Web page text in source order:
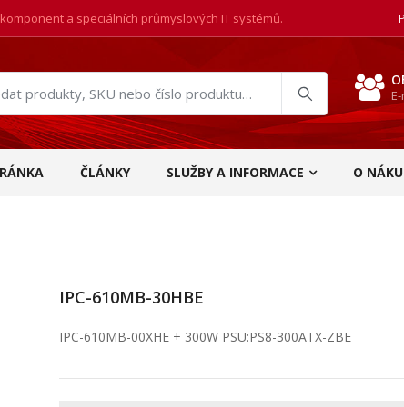
a speciálních průmyslových IT systémů.
ČLÁNKY SLUŽBY A INFORMACE O
IPC-610MB-30HBE
IPC-610MB-00XHE + 300W PSU:PS8-300ATX-ZBE